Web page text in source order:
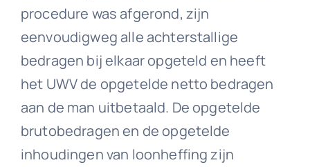
procedure was afgerond, zijn
eenvoudigweg alle achterstallige
bedragen bij elkaar opgeteld en heeft
het UWV de opgetelde netto bedragen
aan de man uitbetaald. De opgetelde
brutobedragen en de opgetelde
inhoudingen van loonheffing zijn